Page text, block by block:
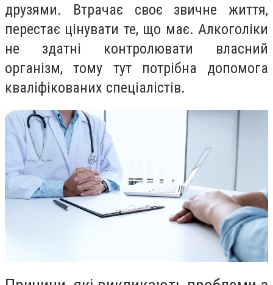
друзями. Втрачає своє звичне життя,
перестає цінувати те, що має. Алкоголіки
не здатні контролювати власний
організм, тому тут потрібна допомога
кваліфікованих спеціалістів.